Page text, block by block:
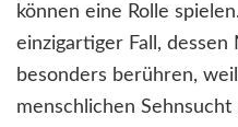
können eine Rolle
einzigartiger Fall,
besonders berühren,
menschlichen